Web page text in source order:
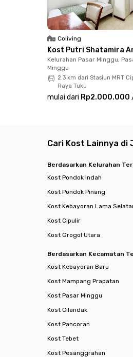
Setiap kamarnya
sharing yang
bersama, meja
booking sekarang
Coliving
Kost Putri Shatamira
Kelurahan Pasar Minggu,
Minggu
2.3 km dari Stasiun MRT
Raya Tuku
mulai dari Rp2.000.000
Cari Kost Lainnya
Berdasarkan Kelurahan
Kost Pondok Indah
Kost Pondok Pinang
Kost Kebayoran Lama
Kost Cipulir
Kost Grogol Utara
Berdasarkan Kecamatan
Kost Kebayoran Baru
Kost Mampang Prapatan
Kost Pasar Minggu
Kost Cilandak
Kost Pancoran
Kost Tebet
Kost Pesanggrahan